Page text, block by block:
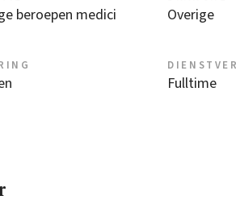
beroepen medici Overige
Fulltime